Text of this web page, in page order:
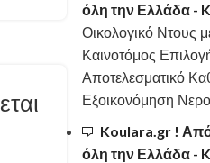
όλη την Ελλάδα -
Οικολογικό Ντους
Καινοτόμος
Αποτελεσματικό
Εξοικονόμηση
Koulara.gr !
όλη την Ελλάδα -